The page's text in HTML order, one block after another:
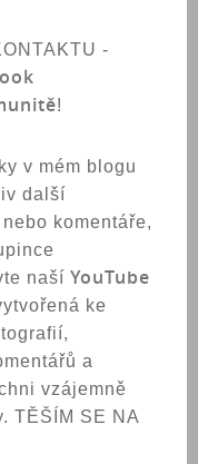
-
!
v mém blogu
další
komentáře,
naší YouTube
ke
a
vzájemně
TĚŠÍM SE NA